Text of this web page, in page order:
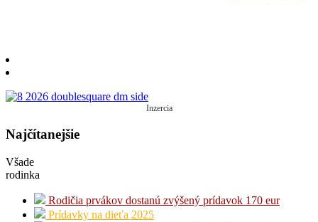
Inzercia
Najčítanejšie
Všade
rodinka
Rodičia prvákov dostanú zvýšený prídavok 170 eur
Prídavky na dieťa 2025